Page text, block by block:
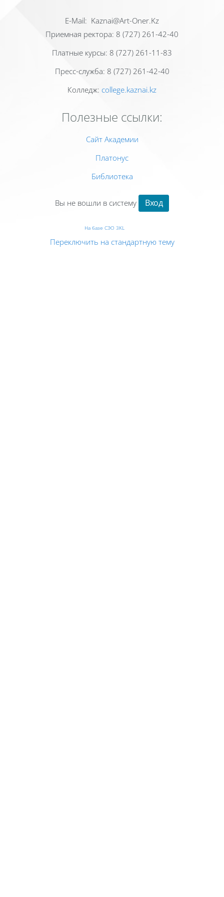
Е-Mail: Kaznai@Art-Oner.Kz
Приемная ректора: 8 (727) 261-42-40
Платные курсы: 8 (727) 261-11-83
Пресс-служба: 8 (727) 261-42-40
Колледж: college.kaznai.kz
Полезные ссылки:
Сайт Академии
Платонус
Библиотека
Вы не вошли в систему Вход
На базе СЭО 3KL
Переключить на стандартную тему